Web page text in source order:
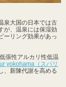
泉大国の日本では古
が、温泉には保湿効
ーリング効果があっ
張性アルカリ性低温
yokohama（スパリ
、新陳代謝を高める